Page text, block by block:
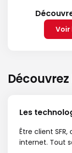
Voir
Les
Être client
internet. Tout